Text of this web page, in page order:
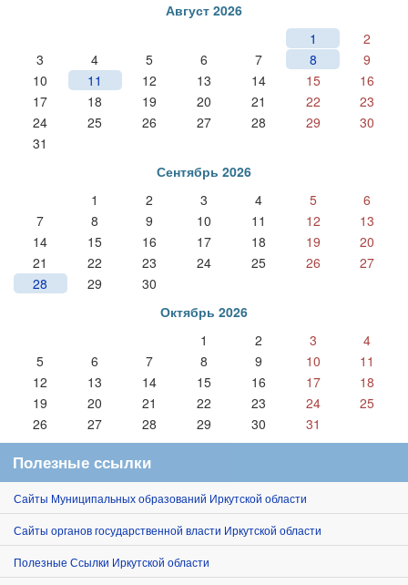
Август 2026
1
2
3
4 5 6 7 8
9
10
11 12 13 14 15
16
17
18 19 20 21 22
23
24
25 26 27 28 29
30
31
Сентябрь 2026
1
2 3 4 5
6
7
8 9 10 11 12
13
14
15 16 17 18 19
20
21
22 23 24 25 26
27
28
29
30
Октябрь 2026
1
2 3
4
5
6 7 8 9 10
11
12
13 14 15 16 17
18
19
20 21 22 23 24
25
26
27 28 29 30 31
Полезные ссылки
Сайты Муниципальных образований Иркутской области
Сайты органов государственной власти Иркутской области
Полезные Ссылки Иркутской области